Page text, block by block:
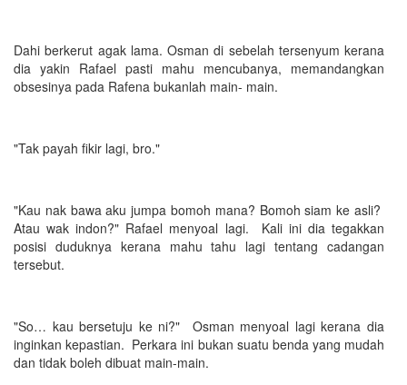
Dahi berkerut agak lama. Osman di sebelah tersenyum kerana
dia yakin Rafael pasti mahu mencubanya, memandangkan
obsesinya pada Rafena bukanlah main- main.
"Tak payah fikir lagi, bro."
"Kau nak bawa aku jumpa bomoh mana? Bomoh siam ke asli?
Atau wak indon?" Rafael menyoal lagi. Kali ini dia tegakkan
posisi duduknya kerana mahu tahu lagi tentang cadangan
tersebut.
"So… kau bersetuju ke ni?" Osman menyoal lagi kerana dia
inginkan kepastian. Perkara ini bukan suatu benda yang mudah
dan tidak boleh dibuat main-main.